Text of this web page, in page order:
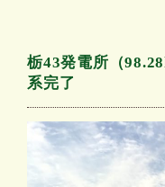
栃43発電所（
系完了